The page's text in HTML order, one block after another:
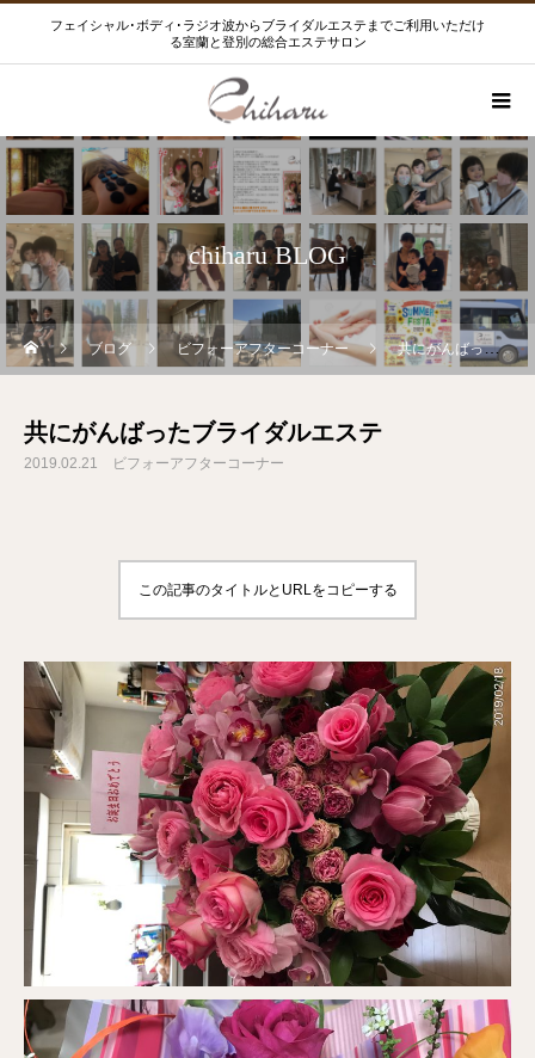
フェイシャル･ボディ･ラジオ波からブライダルエステまでご利用いただけ
る室蘭と登別の総合エステサロン
chiharu BLOG
ブログ ビフォーアフターコーナー 共にがんばったブライダルエステ
共にがんばったブライダルエステ
2019.02.21 ビフォーアフターコーナー
この記事のタイトルとURLをコピーする